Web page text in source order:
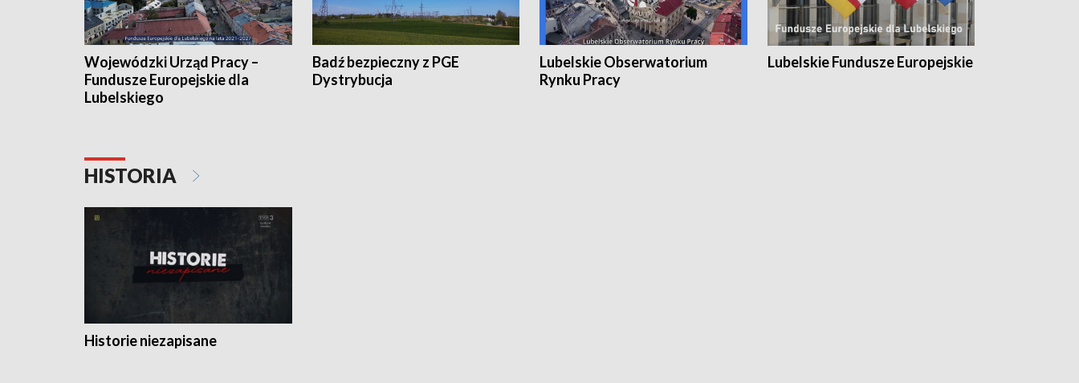
Wojewódzki Urząd Pracy –
Fundusze Europejskie dla
Lubelskiego
Badź bezpieczny z PGE
Dystrybucja
Lubelskie Obserwatorium
Rynku Pracy
Lubelskie Fundusze Europejskie
HISTORIA
Historie niezapisane